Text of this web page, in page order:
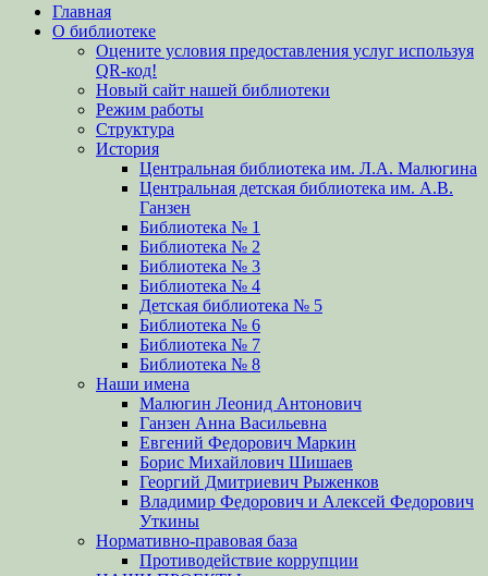
вверх
Главная
О библиотеке
Оцените условия предоставления услуг используя
QR-код!
Новый сайт нашей библиотеки
Режим работы
Структура
История
Центральная библиотека им. Л.А. Малюгина
Центральная детская библиотека им. А.В.
Ганзен
Библиотека № 1
Библиотека № 2
Библиотека № 3
Библиотека № 4
Детская библиотека № 5
Библиотека № 6
Библиотека № 7
Библиотека № 8
Наши имена
Малюгин Леонид Антонович
Ганзен Анна Васильевна
Евгений Федорович Маркин
Борис Михайлович Шишаев
Георгий Дмитриевич Рыженков
Владимир Федорович и Алексей Федорович
Уткины
Нормативно-правовая база
Противодействие коррупции